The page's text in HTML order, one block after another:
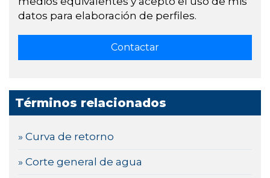
datos para elaboración de perfiles.
Términos relacionados
» Curva de retorno
» Corte general de agua